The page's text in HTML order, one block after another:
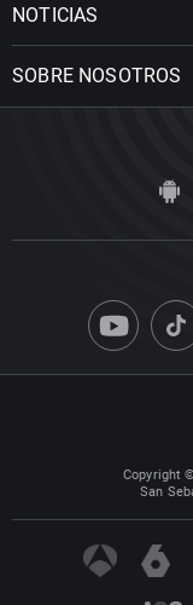
NOTICIAS
SOBRE NOSOTROS
Copyright
San